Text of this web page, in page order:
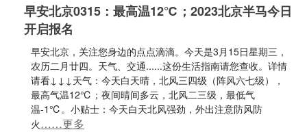
早安北京0315：最高温12℃；2023北京半马今日
开启报名
早安北京，关注您身边的点点滴滴。今天是3月15日星期三，
农历二月廿四。天气、交通......这份生活指南请您查收。详情
请看↓↓↓天气：今天白天晴，北风三四级（阵风六七级），
最高气温12℃；夜间晴间多云，北风二三级，最低气
温-1℃。小贴士：今天白天北风强劲，外出注意防风防
火……更多